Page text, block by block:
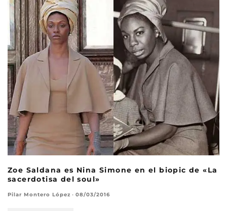
Zoe Saldana es Nina Simone en el biopic de «La
sacerdotisa del soul»
Pilar Montero López · 08/03/2016